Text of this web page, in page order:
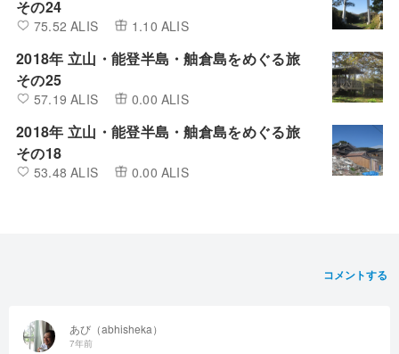
その24
75.52 ALIS 1.10 ALIS
2018年 立山・能登半島・舳倉島をめぐる旅
その25
57.19 ALIS 0.00 ALIS
2018年 立山・能登半島・舳倉島をめぐる旅
その18
53.48 ALIS 0.00 ALIS
コメントする
あび（abhisheka）
7年前